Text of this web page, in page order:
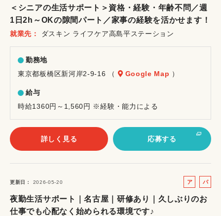
バ
イ
ト
＜シニアの生活サポート＞資格・経験・年齢不問／週
1日2h～OKの隙間パート／家事の経験を活かせます！
就業先 ダスキン ライフケア高島平ステーション
勤務地
東京都板橋区新河岸2-9-16 （
Google Map ）
給与
時給1360円～1,560円 ※経験・能力による
詳しく見る 応募する
更新日 2026-05-20
ア
バ
パ
ト
夜勤生活サポート｜名古屋｜研修あり｜久しぶりのお
仕事でも心配なく始められる環境です♪